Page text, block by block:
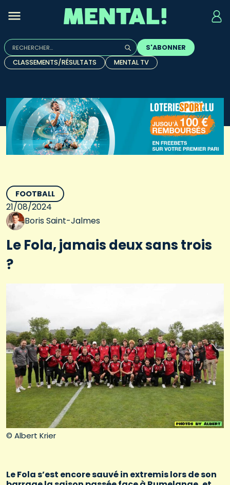
Rechercher :
Quand les résultats de l'auto-complétion sont
S'ABONNER
CLASSEMENTS/RÉSULTATS
MENTAL TV
© Albert Krier
FOOTBALL
21/08/2024
Boris Saint-Jalmes
Le Fola, jamais deux sans trois
?
Le Fola s’est encore sauvé in extremis lors de son